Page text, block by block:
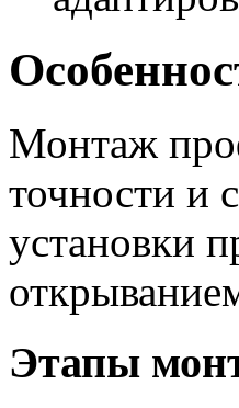
Монтаж
точности и
установки
Этапы